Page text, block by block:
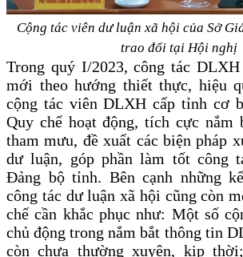
Cộng tác viên dư luận xã hội của Sở
trao đổi tại Hội nghị
Trong quý I/2023, công tác
mới theo hướng thiết thực, hiệu
cộng tác viên DLXH cấp tỉnh cơ
Quy chế hoạt động, tích cực nắm
tham mưu, đề xuất các biện pháp
dư luận, góp phần làm tốt công
Đảng bộ tỉnh. Bên cạnh những
công tác dư luận xã hội cũng còn
chế cần khắc phục như: Một số
chủ động trong nắm bắt thông tin
còn chưa thường xuyên, kịp